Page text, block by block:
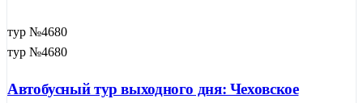
тур №4680
тур №4680
Автобусный тур выходного дня: Чеховское